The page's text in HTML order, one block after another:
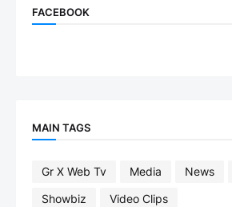
FACEBOOK
MAIN TAGS
Gr X Web Tv Media News
Showbiz
Video Clips